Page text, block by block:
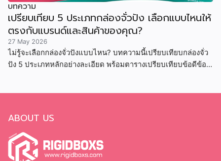
บทความ
เปรียบเทียบ 5 ประเภทกล่องจั่วปัง เลือกแบบไหนให้
ตรงกับแบรนด์และสินค้าของคุณ?
27 May 2026
ไม่รู้จะเลือกกล่องจั่วปังแบบไหน? บทความนี้เปรียบเทียบกล่องจั่ว
ปัง 5 ประเภทหลักอย่างละเอียด พร้อมตารางเปรียบเทียบข้อดีข้อ
ABOUT US